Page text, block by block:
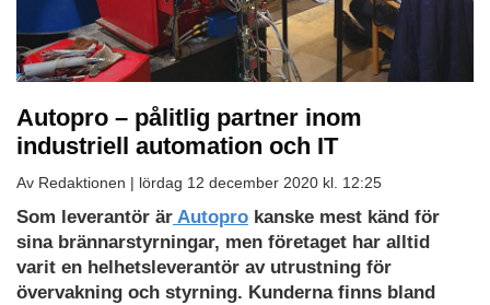
Autopro – pålitlig partner inom
industriell automation och IT
Av Redaktionen | lördag 12 december 2020 kl. 12:25
Som leverantör är Autopro kanske mest känd för
sina brännarstyrningar, men företaget har alltid
varit en helhetsleverantör av utrustning för
övervakning och styrning. Kunderna finns bland